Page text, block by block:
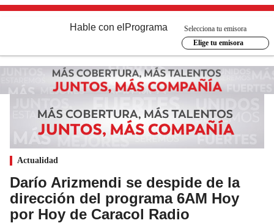
Hable con el Programa
Selecciona tu emisora
Elige tu emisora
Actualidad
Darío Arizmendi se despide de la
dirección del programa 6AM Hoy
por Hoy de Caracol Radio